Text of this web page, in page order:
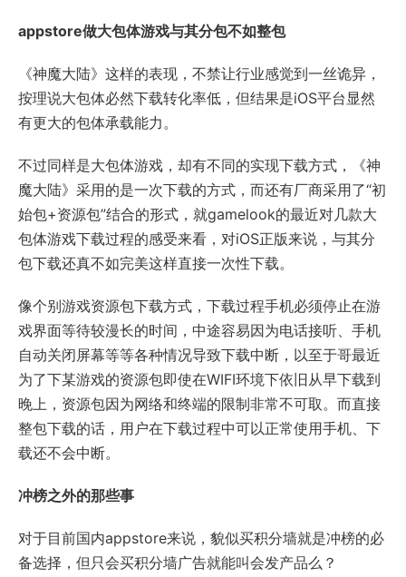
appstore做大包体游戏与其分包不如整包
《神魔大陆》这样的表现，不禁让行业感觉到一丝诡异，
按理说大包体必然下载转化率低，但结果是iOS平台显然
有更大的包体承载能力。
不过同样是大包体游戏，却有不同的实现下载方式，《神
魔大陆》采用的是一次下载的方式，而还有厂商采用了“初
始包+资源包”结合的形式，就gamelook的最近对几款大
包体游戏下载过程的感受来看，对iOS正版来说，与其分
包下载还真不如完美这样直接一次性下载。
像个别游戏资源包下载方式，下载过程手机必须停止在游
戏界面等待较漫长的时间，中途容易因为电话接听、手机
自动关闭屏幕等等各种情况导致下载中断，以至于哥最近
为了下某游戏的资源包即使在WIFI环境下依旧从早下载到
晚上，资源包因为网络和终端的限制非常不可取。而直接
整包下载的话，用户在下载过程中可以正常使用手机、下
载还不会中断。
冲榜之外的那些事
对于目前国内appstore来说，貌似买积分墙就是冲榜的必
备选择，但只会买积分墙广告就能叫会发产品么？